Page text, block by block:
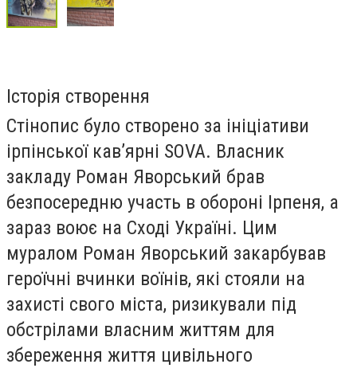
Історія створення
Стінопис було створено за ініціативи
ірпінської кавʼярні SOVA. Власник
закладу Роман Яворський брав
безпосередню участь в обороні Ірпеня, а
зараз воює на Сході Україні. Цим
муралом Роман Яворський закарбував
героїчні вчинки воїнів, які стояли на
захисті свого міста, ризикували під
обстрілами власним життям для
збереження життя цивільного